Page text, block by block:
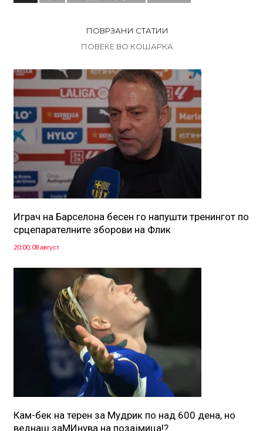
ПОВРЗАНИ СТАТИИ
ПОВЕЌЕ ВО КОШАРКА
Играч на Барселона бесен го напушти тренингот по
срцепарателните зборови на Флик
20:00, 08 август
Кам-бек на терен за Мудрик по над 600 дена, но
веднаш заМИнува на позајмица!?